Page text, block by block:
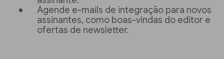
Agende e-mails de integração para novos
assinantes, como boas-vindas do editor e
ofertas de newsletter.